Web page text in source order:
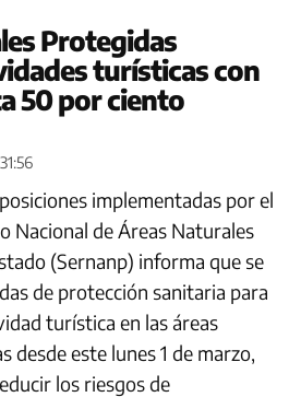
Protegidas
turísticas con
50 por ciento
implementadas por el
Nacional de Áreas Naturales
(Sernanp) informa que se
de protección sanitaria para
turística en las áreas
desde este lunes 1 de marzo,
los riesgos de